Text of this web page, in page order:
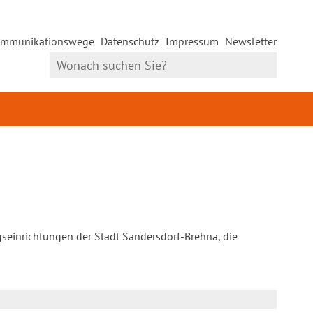
Datenschutz Impressum Newsletter
der Stadt Sandersdorf-Brehna, die